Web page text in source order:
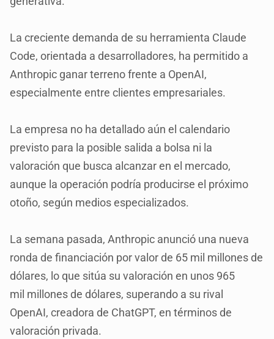
La creciente demanda de su herramienta Claude
Code, orientada a desarrolladores, ha permitido a
Anthropic ganar terreno frente a OpenAI,
especialmente entre clientes empresariales.
La empresa no ha detallado aún el calendario
previsto para la posible salida a bolsa ni la
valoración que busca alcanzar en el mercado,
aunque la operación podría producirse el próximo
otoño, según medios especializados.
La semana pasada, Anthropic anunció una nueva
ronda de financiación por valor de 65 mil millones de
dólares, lo que sitúa su valoración en unos 965
mil millones de dólares, superando a su rival
OpenAI, creadora de ChatGPT, en términos de
valoración privada.